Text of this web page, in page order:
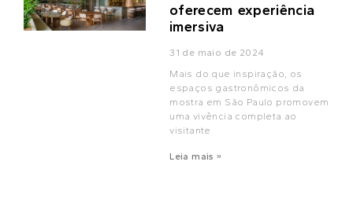
oferecem experiência
imersiva
31 de maio de 2024
Mais do que inspiração, os
espaços gastronômicos da
mostra em São Paulo promovem
uma vivência completa ao
visitante
Leia mais »